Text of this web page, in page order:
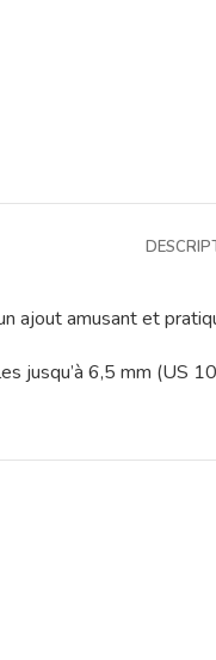
ajout amusant et
jusqu’à 6,5 mm (US